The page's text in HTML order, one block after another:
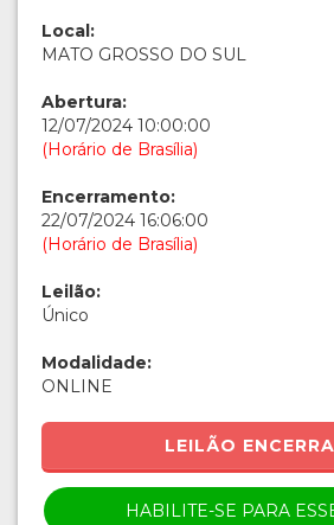
Local:
MATO GROSSO DO SUL
Abertura:
12/07/2024 10:00:00
(Horário de Brasília)
Encerramento:
22/07/2024 16:06:00
(Horário de Brasília)
Leilão:
Único
Modalidade:
ONLINE
LEILÃO
HABILITE-SE PARA